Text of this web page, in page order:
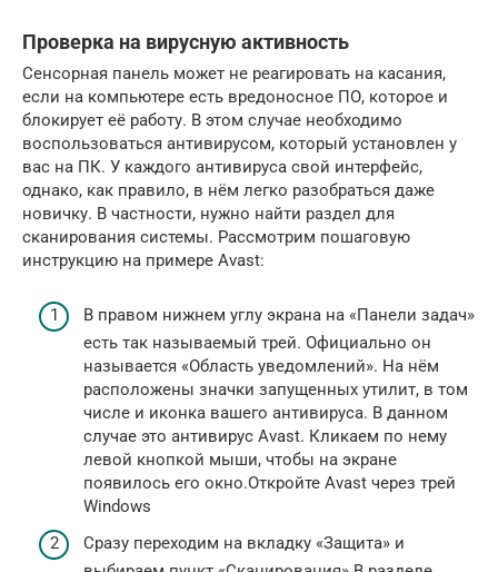
Проверка на вирусную активность
Сенсорная панель может не реагировать на касания,
если на компьютере есть вредоносное ПО, которое и
блокирует её работу. В этом случае необходимо
воспользоваться антивирусом, который установлен у
вас на ПК. У каждого антивируса свой интерфейс,
однако, как правило, в нём легко разобраться даже
новичку. В частности, нужно найти раздел для
сканирования системы. Рассмотрим пошаговую
инструкцию на примере Avast:
В правом нижнем углу экрана на «Панели задач»
есть так называемый трей. Официально он
называется «Область уведомлений». На нём
расположены значки запущенных утилит, в том
числе и иконка вашего антивируса. В данном
случае это антивирус Avast. Кликаем по нему
левой кнопкой мыши, чтобы на экране
появилось его окно.Откройте Avast через трей
Windows
Сразу переходим на вкладку «Защита» и